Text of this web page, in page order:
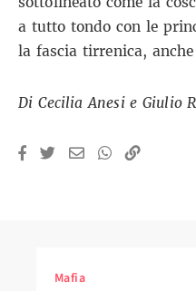
a tutto tondo con le
la fascia tirrenica, anche
Di Cecilia Anesi e Giulio
Mafia